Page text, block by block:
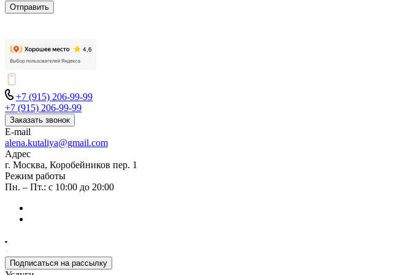
Отправить
+7 (915) 206-99-99
+7 (915) 206-99-99
Заказать звонок
E-mail
alena.kutaliya@gmail.com
Адрес
г. Москва, Коробейников пер. 1
Режим работы
Пн. – Пт.: с 10:00 до 20:00
Подписаться на рассылку